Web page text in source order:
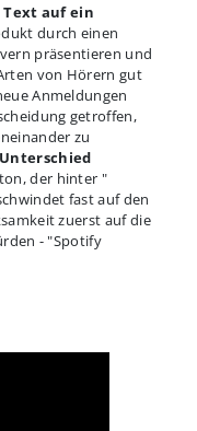
Text auf ein
durch einen
präsentieren und
von Hörern gut
Anmeldungen
getroffen,
zu
der hinter "
fast auf den
zuerst auf die
- "Spotify